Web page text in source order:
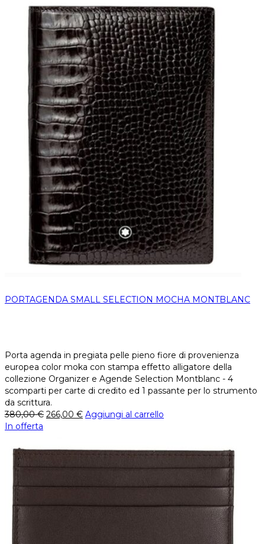
PORTAGENDA SMALL SELECTION MOCHA MONTBLANC
Porta agenda in pregiata pelle pieno fiore di provenienza
europea color moka con stampa effetto alligatore della
collezione Organizer e Agende Selection Montblanc - 4
scomparti per carte di credito ed 1 passante per lo strumento
da scrittura.
380,00€ 266,00 € Aggiungi al carrello
In offerta